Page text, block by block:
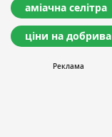
аміачна селітра
ціни на добрива